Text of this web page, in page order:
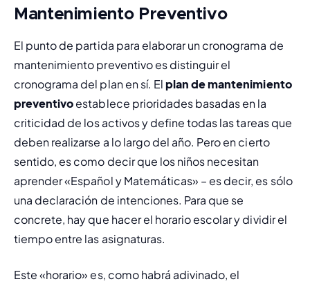
Mantenimiento Preventivo
El punto de partida para elaborar un cronograma de
mantenimiento preventivo es distinguir el
cronograma del plan en sí. El plan de mantenimiento
preventivo establece prioridades basadas en la
criticidad de los activos y define todas las tareas que
deben realizarse a lo largo del año. Pero en cierto
sentido, es como decir que los niños necesitan
aprender «Español y Matemáticas» – es decir, es sólo
una declaración de intenciones. Para que se
concrete, hay que hacer el horario escolar y dividir el
tiempo entre las asignaturas.
Este «horario» es, como habrá adivinado, el